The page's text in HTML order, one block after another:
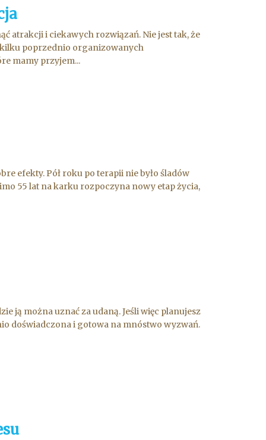
atrakcji i ciekawych rozwiązań. Nie jest tak, że
kilku poprzednio organizowanych
mamy przyjem...
efekty. Pół roku po terapii nie było śladów
55 lat na karku rozpoczyna nowy etap życia,
ją można uznać za udaną. Jeśli więc planujesz
doświadczona i gotowa na mnóstwo wyzwań.